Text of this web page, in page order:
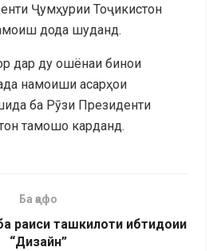
Ҷумҳурии Тоҷикистон
дода шуданд.
дар ду ошёнаи бинои
намоиши асарҳои
ба Рӯзи Президенти
тамошо карданд.
Ба қафо
раиси ташкилоти ибтидоии
“Дизайн”